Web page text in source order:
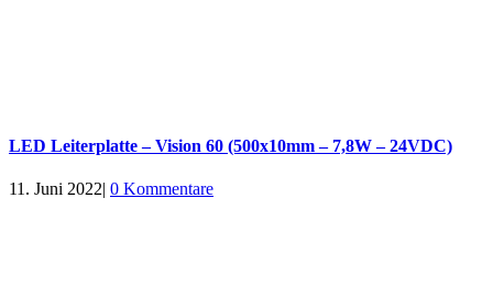
LED Leiterplatte – Vision 60 (500x10mm – 7,8W – 24VDC)
11. Juni 2022| 0 Kommentare